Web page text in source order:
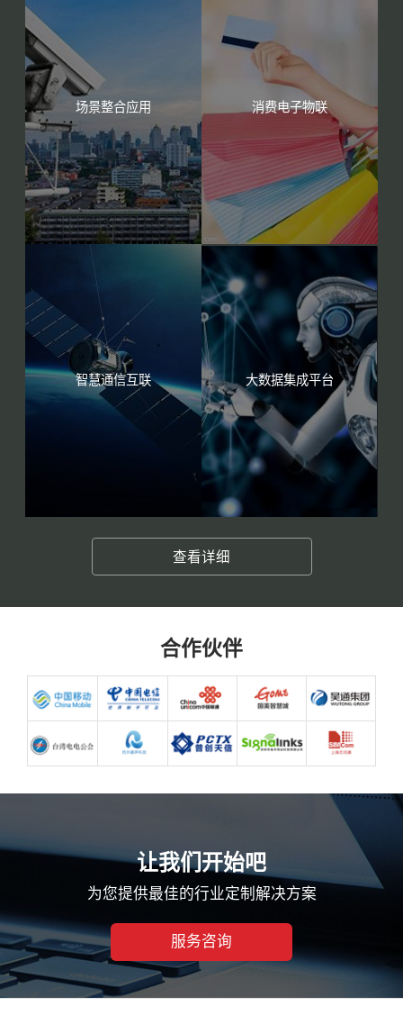
场景整合应用 消费电子物联
智慧通信互联 大数据集成平台
查看详细
合作伙伴
让我们开始吧
为您提供最佳的行业定制解决方案
服务咨询